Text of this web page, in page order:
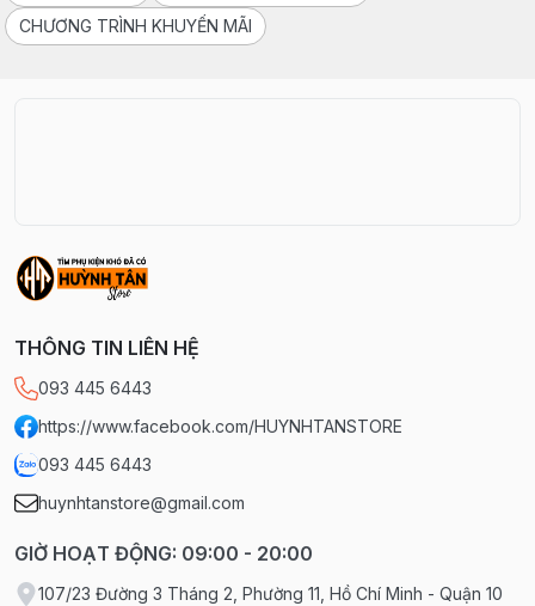
CHƯƠNG TRÌNH KHUYẾN MÃI
THÔNG TIN LIÊN HỆ
093 445 6443
https://www.facebook.com/HUYNHTANSTORE
093 445 6443
huynhtanstore@gmail.com
GIỜ HOẠT ĐỘNG: 09:00 - 20:00
107/23 Đường 3 Tháng 2, Phường 11, Hồ Chí Minh - Quận 10